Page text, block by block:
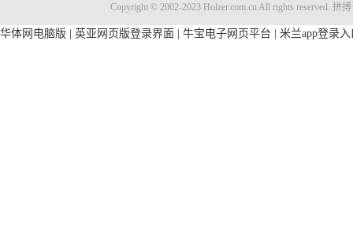
Copyright © 2002-2023 Holzer.com.cn All rights reserved.
华体网电脑版 英亚网页版登录界面 牛宝电子网页平台 米兰app登录入